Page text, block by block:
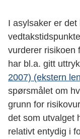
I asylsaker er
vurderer risikoen
har bl.a. gitt
2007) (ekstern
spørsmålet om
grunn for
det som utvalget
relativt entydig i